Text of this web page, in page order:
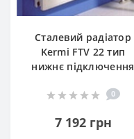
Сталевий радіатор
Kermi FTV 22 тип
нижнє підключення
0
7 192 грн